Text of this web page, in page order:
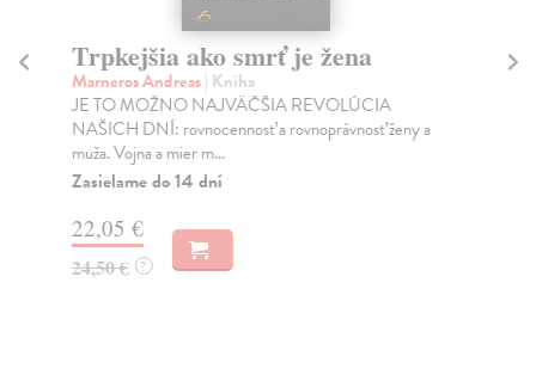
Trpkejšia ako smrť je žena
Marneros Andreas| Kniha
JE TO MOŽNO NAJVÄČŠIA REVOLÚCIA
NAŠICH DNÍ: rovnocennosť a rovnoprávnosť ženy a
muža. Vojna a mier m...
Zasielame do 14 dní
22,05 €
24,50 € ?